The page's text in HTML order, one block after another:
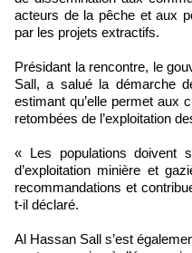
acteurs de la pêche et aux
par les projets extractifs.
Présidant la rencontre, le
Sall, a salué la démarche
estimant qu’elle permet aux
retombées de l’exploitation
« Les populations doivent
d’exploitation minière et
recommandations et
t-il déclaré.
Al Hassan Sall s’est